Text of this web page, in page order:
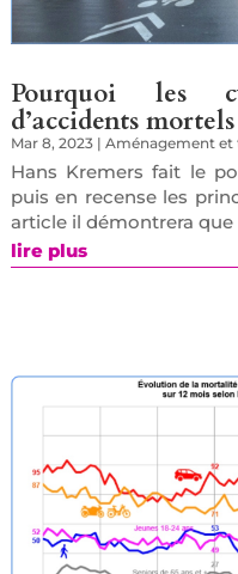
Pourquoi les
d’accidents mortels
Mar 8, 2023| Aménagement et
Hans Kremers fait le
puis en recense les
article il démontrera que
lire plus